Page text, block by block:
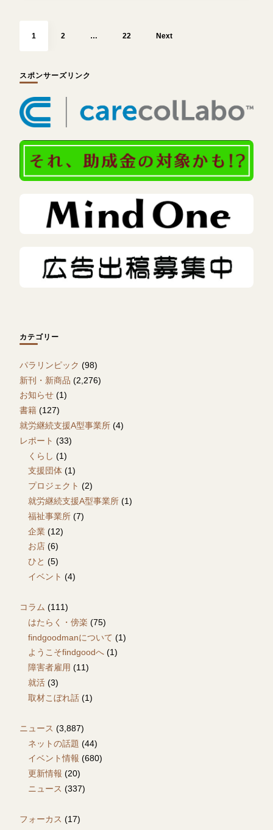
り
1 2 … 22 Next
スポンサーズリンク
カテゴリー
パラリンピック (98)
新刊・新商品 (2,276)
お知らせ (1)
書籍 (127)
就労継続支援A型事業所 (4)
レポート (33)
くらし (1)
支援団体 (1)
プロジェクト (2)
就労継続支援A型事業所 (1)
福祉事業所 (7)
企業 (12)
お店 (6)
ひと (5)
イベント (4)
コラム (111)
はたらく・傍楽 (75)
findgoodmanについて (1)
ようこそfindgoodへ (1)
障害者雇用 (11)
就活 (3)
取材こぼれ話 (1)
ニュース (3,887)
ネットの話題 (44)
イベント情報 (680)
更新情報 (20)
ニュース (337)
フォーカス (17)